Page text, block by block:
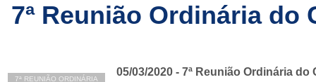
7ª Reunião Ordinária do
7ª REUNIÃO ORDINÁRIA
05/03/2020 - 7ª Reunião Ordinária do